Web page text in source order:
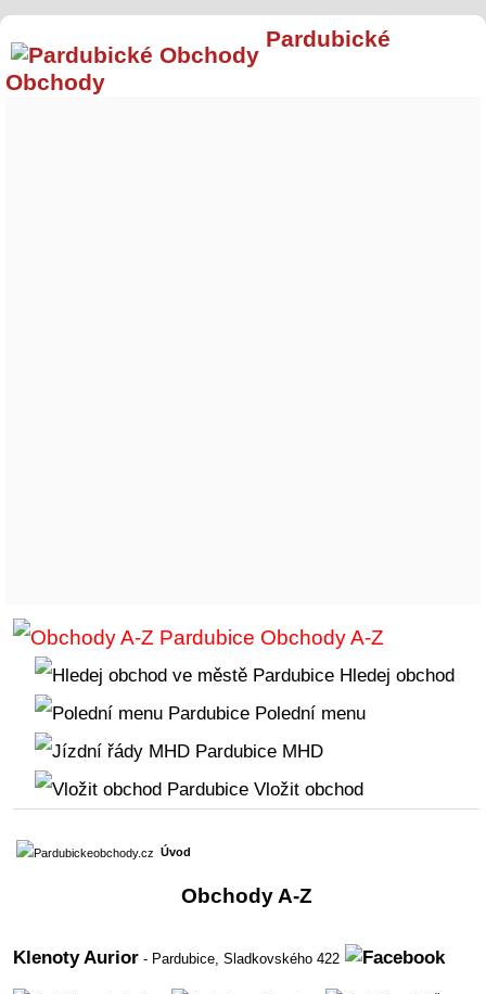
Pardubické
Obchody
Obchody A-Z
Hledej obchod
Polední menu
MHD
Vložit obchod
Úvod
Obchody A-Z
Klenoty Aurior - Pardubice,Sladkovského 422